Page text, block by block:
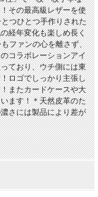
その最高級レザーを使
つひとつ手作りされた
経年変化も楽しめ長く
ファンの心を離さず、
コラボレーションアイ
ており、ウチ側には東
ロゴでしっかり主張し
またカードケースや大
ます！＊天然皮革のた
さには製品により差が